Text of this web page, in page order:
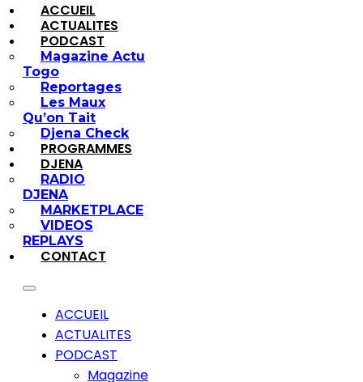
ACCUEIL
ACTUALITES
PODCAST
Magazine Actu
Togo
Reportages
Les Maux
Qu’on Tait
Djena Check
PROGRAMMES
DJENA
RADIO
DJENA
MARKETPLACE
VIDEOS
REPLAYS
CONTACT
ACCUEIL
ACTUALITES
PODCAST
Magazine